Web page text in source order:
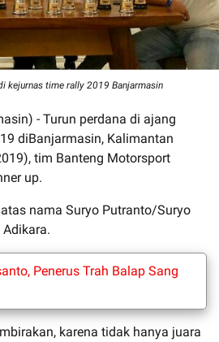
kejurnas time rally 2019 Banjarmasin
- Turun perdana di ajang
diBanjarmasin, Kalimantan
tim Banteng Motorsport
up.
nama Suryo Putranto/Suryo
Penerus Trah Balap Sang
karena tidak hanya juara